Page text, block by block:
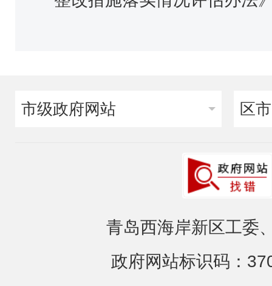
市级政府网站 区
青岛西海岸新区工委
政府网站标识码：